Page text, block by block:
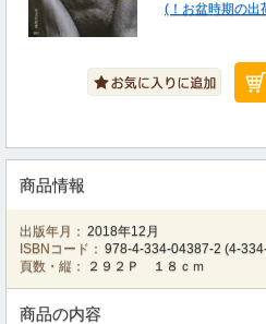
(！お盆時期の出
商品情報
出版年月： 2018年12月
ISBNコード： 978-4-334-04387-2 (4-
頁数・縦：
２９２Ｐ １８ｃｍ
商品の内容